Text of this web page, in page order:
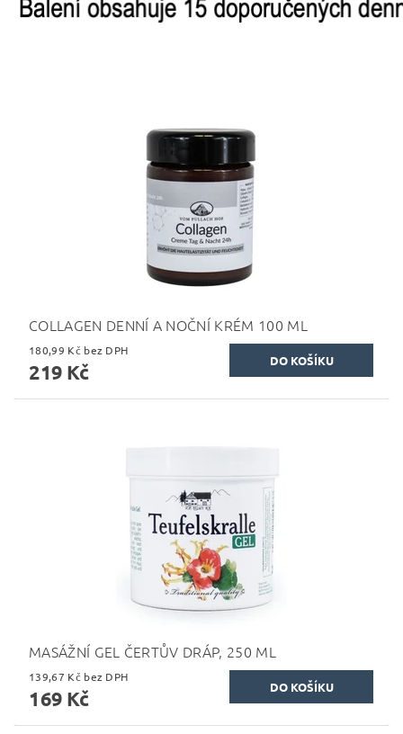
COLLAGEN DENNÍ A NOČNÍ KRÉM 100 ML
180,99 Kč bez DPH
219 Kč
MASÁŽNÍ GEL ČERTŮV DRÁP, 250 ML
139,67 Kč bez DPH
169 Kč